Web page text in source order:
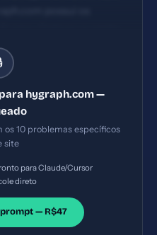
30-60) 3) 2 tags
1) 4) Headline principal
imediata para
PT-BR..
listadas, gerando
primeiro.
hygraph.com —
10 problemas específicos
site
para Claude/Cursor
direto
— R$47